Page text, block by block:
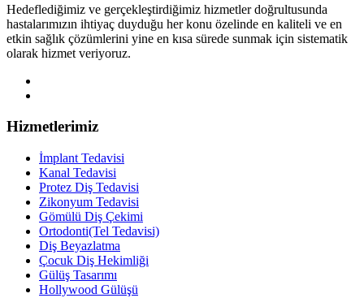
Hedeflediğimiz ve gerçekleştirdiğimiz hizmetler doğrultusunda
hastalarımızın ihtiyaç duyduğu her konu özelinde en kaliteli ve en
etkin sağlık çözümlerini yine en kısa sürede sunmak için sistematik
olarak hizmet veriyoruz.
Hizmetlerimiz
İmplant Tedavisi
Kanal Tedavisi
Protez Diş Tedavisi
Zikonyum Tedavisi
Gömülü Diş Çekimi
Ortodonti(Tel Tedavisi)
Diş Beyazlatma
Çocuk Diş Hekimliği
Gülüş Tasarımı
Hollywood Gülüşü